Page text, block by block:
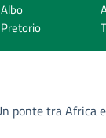
Albo
Pretorio
ponte tra Africa